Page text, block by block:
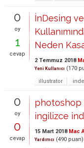
0
oy
1
cevap
İnDesing
Neden
2 Temmuz 2018
Yeni Kullanıcı (170
illustrator
0
oy
0
cevap
photoshop
ingilizce
15 Mart 2018 Mac
Yardımcı (490 puan)